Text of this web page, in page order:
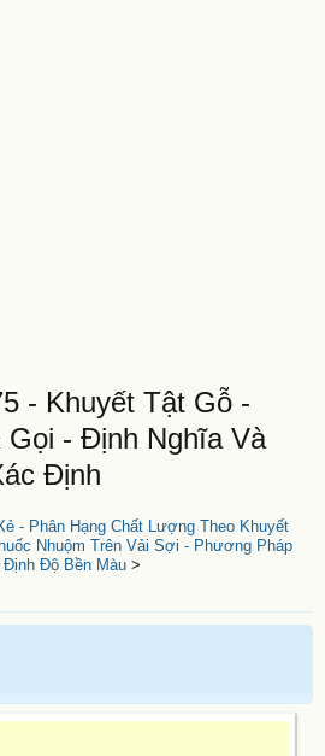
- Khuyết Tật Gỗ -
Gọi - Định Nghĩa Và
Định
- Phân Hạng Chất Lượng Theo Khuyết
Nhuộm Trên Vải Sợi - Phương Pháp
Định Độ Bền Màu>